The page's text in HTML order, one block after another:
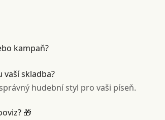
kampaň?
skladba?
hudební styl pro vaši píseň.
🎁